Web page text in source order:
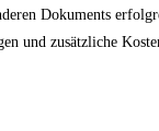
Dokuments
und zusätzliche